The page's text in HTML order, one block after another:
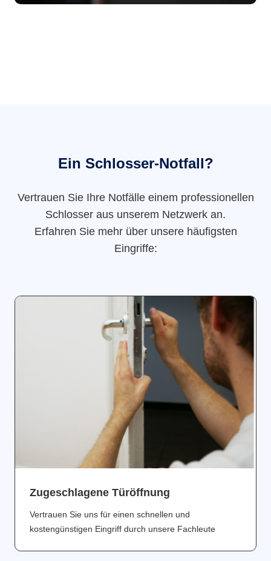
Ein Schlosser-Notfall?
Vertrauen Sie Ihre Notfälle einem professionellen
Schlosser aus unserem Netzwerk an.
Erfahren Sie mehr über unsere häufigsten
Eingriffe:
Zugeschlagene Türöffnung
Vertrauen Sie uns für einen schnellen und
kostengünstigen Eingriff durch unsere Fachleute